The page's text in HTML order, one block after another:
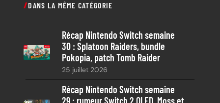
h
c
h
DANS LA MÊME CATÉGORIE
Récap Nintendo Switch semaine
30 : Splatoon Raiders, bundle
Pokopia, patch Tomb Raider
25 juillet 2026
Récap Nintendo Switch semaine
29 : rumeur Switch 2 OLED, Moss et